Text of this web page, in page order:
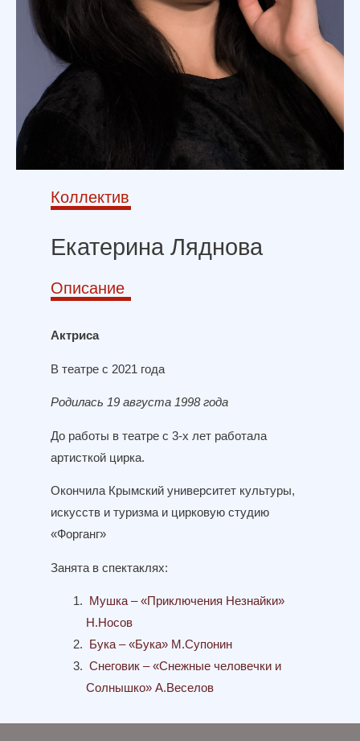
Коллектив
Екатерина Ляднова
Описание
Актриса
В театре с 2021 года
Родилась 19 августа 1998 года
До работы в театре с 3-х лет работала
артисткой цирка.
Окончила Крымский университет культуры,
искусств и туризма и цирковую студию
«Форганг»
Занята в спектаклях:
Мушка – «Приключения Незнайки»
Н.Носов
Бука – «Бука» М.Супонин
Снеговик – «Снежные человечки и
Солнышко» А.Веселов